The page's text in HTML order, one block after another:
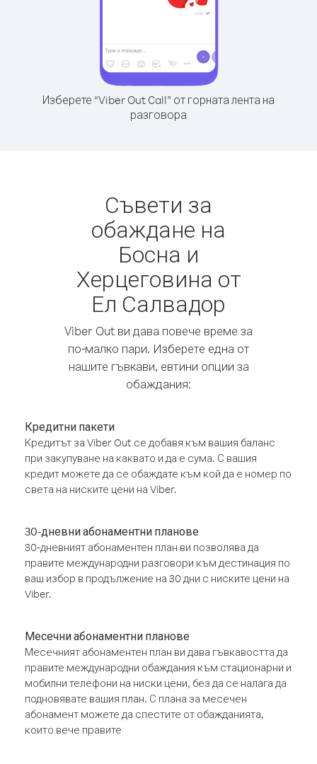
Изберете “Viber Out Call” от горната лента на
разговора
Съвети за
обаждане на
Босна и
Херцеговина от
Ел Салвадор
Viber Out ви дава повече време за
по-малко пари. Изберете една от
нашите гъвкави, евтини опции за
обаждания:
Кредитни пакети
Кредитът за Viber Out се добавя към вашия баланс
при закупуване на каквато и да е сума. С вашия
кредит можете да се обаждате към кой да е номер по
света на ниските цени на Viber.
30-дневни абонаментни планове
30-дневният абонаментен план ви позволява да
правите международни разговори към дестинация по
ваш избор в продължение на 30 дни с ниските цени на
Viber.
Месечни абонаментни планове
Месечният абонаментен план ви дава гъвкавостта да
правите международни обаждания към стационарни и
мобилни телефони на ниски цени, без да се налага да
подновявате вашия план. С плана за месечен
абонамент можете да спестите от обажданията,
които вече правите